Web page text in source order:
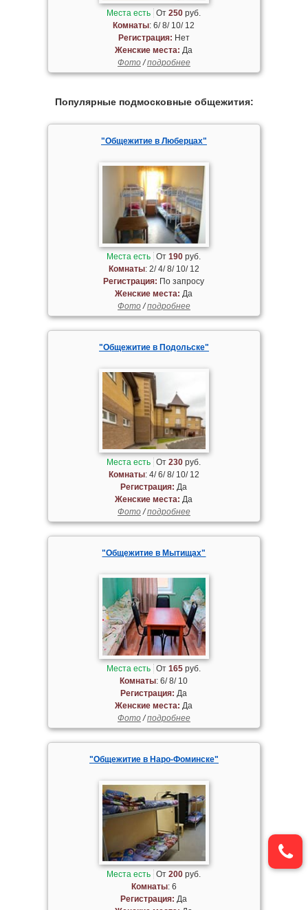
Места есть От250 руб.
Комнаты: 6/ 8/ 10/ 12
Регистрация: Нет
Женские места: Да
Фото/подробнее
Популярные подмосковные общежития:
"Общежитие в Люберцах"
Места есть От190 руб.
Комнаты: 2/ 4/ 8/ 10/ 12
Регистрация: По запросу
Женские места: Да
Фото/подробнее
"Общежитие в Подольске"
Места есть От230 руб.
Комнаты: 4/ 6/ 8/ 10/ 12
Регистрация: Да
Женские места: Да
Фото/подробнее
"Общежитие в Мытищах"
Места есть От165 руб.
Комнаты: 6/ 8/ 10
Регистрация: Да
Женские места: Да
Фото/подробнее
"Общежитие в Наро-Фоминске"
Места есть От200 руб.
Комнаты: 6
Регистрация: Да